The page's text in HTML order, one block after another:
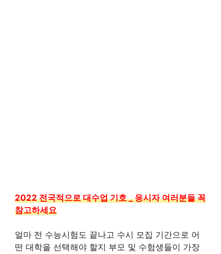
2022 전국적으로 대수업 기호 _ 응시자 여러분들 꼭
참고하세요
얼마 전 수능시험도 끝나고 수시 모집 기간으로 어
떤 대학을 선택해야 할지 부모 및 수험생들이 가장